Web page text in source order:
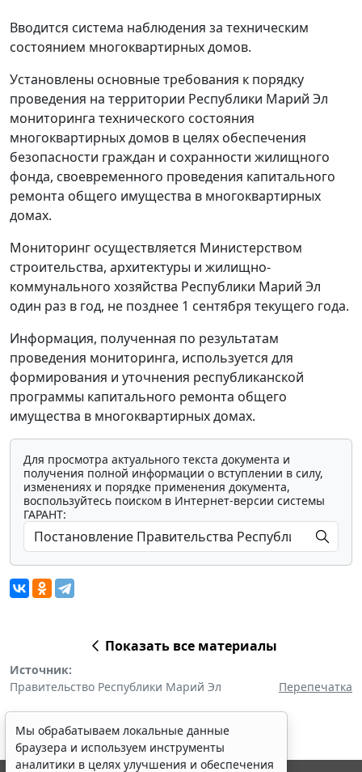
Вводится система наблюдения за техническим
состоянием многоквартирных домов.
Установлены основные требования к порядку
проведения на территории Республики Марий Эл
мониторинга технического состояния
многоквартирных домов в целях обеспечения
безопасности граждан и сохранности жилищного
фонда, своевременного проведения капитального
ремонта общего имущества в многоквартирных
домах.
Мониторинг осуществляется Министерством
строительства, архитектуры и жилищно-
коммунального хозяйства Республики Марий Эл
один раз в год, не позднее 1 сентября текущего года.
Информация, полученная по результатам
проведения мониторинга, используется для
формирования и уточнения республиканской
программы капитального ремонта общего
имущества в многоквартирных домах.
Для просмотра актуального текста документа и
получения полной информации о вступлении в силу,
изменениях и порядке применения документа,
воспользуйтесь поиском в Интернет-версии системы
ГАРАНТ:
Показать все материалы
Источник:
Правительство Республики Марий Эл
Перепечатка
Мы обрабатываем локальные данные
браузера и используем инструменты
аналитики в целях улучшения и обеспечения